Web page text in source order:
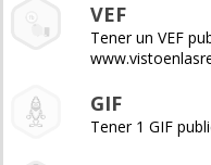
VEF
Tener un VEF
GIF
Tener 1 GIF